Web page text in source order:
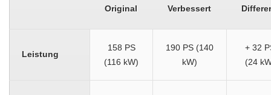
Original Verbessert
Leistung
158 PS
(116 kW)
190 PS (140
kW)
+ 32
(24